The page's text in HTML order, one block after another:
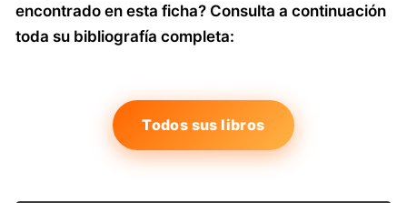
encontrado en esta ficha? Consulta a continuación
toda su bibliografía completa:
Todos sus libros